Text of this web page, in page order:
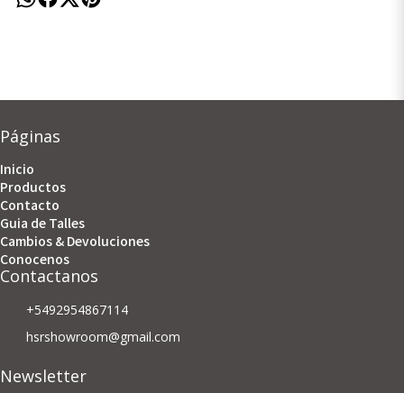
Páginas
Inicio
Productos
Contacto
Guia de Talles
Cambios & Devoluciones
Conocenos
Contactanos
+5492954867114
hsrshowroom@gmail.com
Newsletter